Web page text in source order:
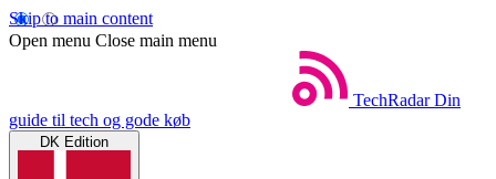
Skip to main content
Open menu Close main menu
TechRadar Din
guide til tech og gode køb
DK Edition